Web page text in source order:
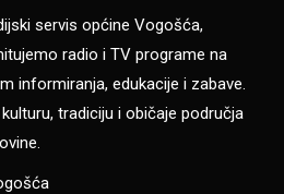
servis općine Vogošća,
radio i TV programe na
informiranja, edukacije i zabave.
tradiciju i običaje područja